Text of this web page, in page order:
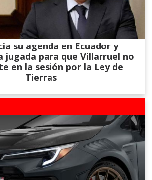
su agenda en Ecuador y
jugada para que Villarruel no
en la sesión por la Ley de
Tierras